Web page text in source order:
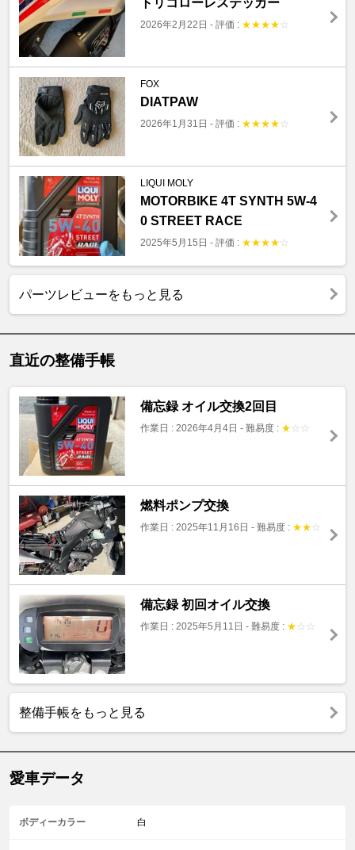
2026年2月22日 - 評価 : ★★★★ ☆
FOX
DIATPAW
2026年1月31日 - 評価 : ★★★★ ☆
LIQUI MOLY
MOTORBIKE 4T SYNTH 5W-4
0 STREET RACE
2025年5月15日 - 評価 : ★★★★ ☆
パーツレビューをもっと見る
直近の整備手帳
備忘録 オイル交換2回目
作業日 : 2026年4月4日 - 難易度 : ★ ☆ ☆
燃料ポンプ交換
作業日 : 2025年11月16日 - 難易度 : ★★ ☆
備忘録 初回オイル交換
作業日 : 2025年5月11日 - 難易度 : ★ ☆ ☆
整備手帳をもっと見る
愛車データ
ボディーカラー 白